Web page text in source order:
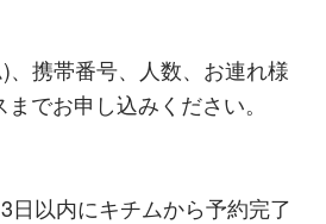
携帯番号、人数、お連れ様
でお申し込みください。
以内にキチムから予約完了